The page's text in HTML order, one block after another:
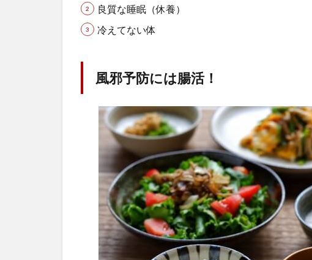
良質な睡眠（休養）
冷えてない体
風邪予防には腸活！